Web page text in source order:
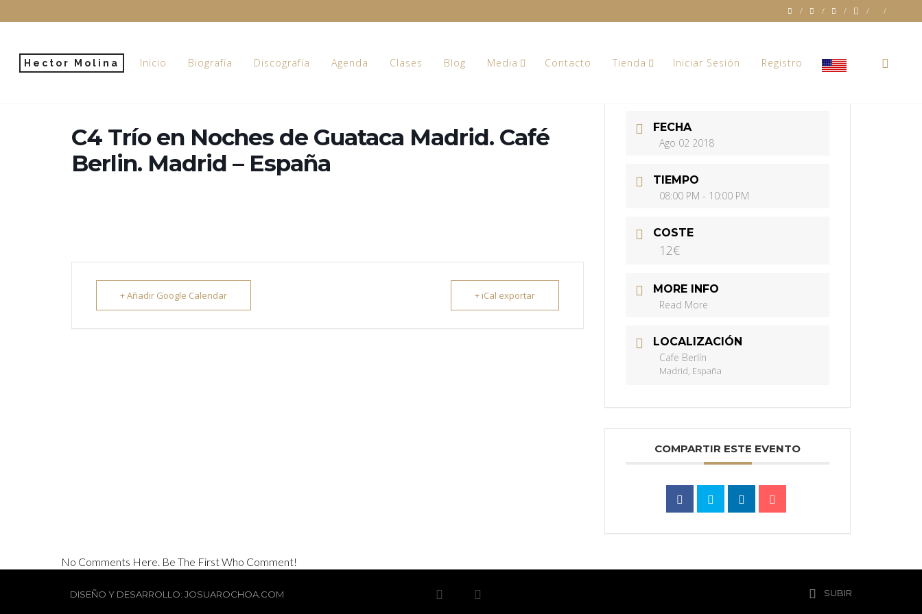
Hector Molina Inicio Biografía Discografía Agenda Clases Blog Media Contacto Tienda Iniciar Sesión Registro
0
C4 Trío en Noches de Guataca Madrid. Café
Berlin. Madrid – España
+ Añadir Google Calendar + iCal exportar
FECHA
Ago 02 2018
TIEMPO
08:00 PM - 10:00 PM
COSTE
12€
MORE INFO
Read More
LOCALIZACIÓN
Cafe Berlín
Madrid, España
COMPARTIR ESTE EVENTO
No Comments Here. Be The First Who Comment!
DISEÑO Y DESARROLLO: JOSUAROCHOA.COM SUBIR